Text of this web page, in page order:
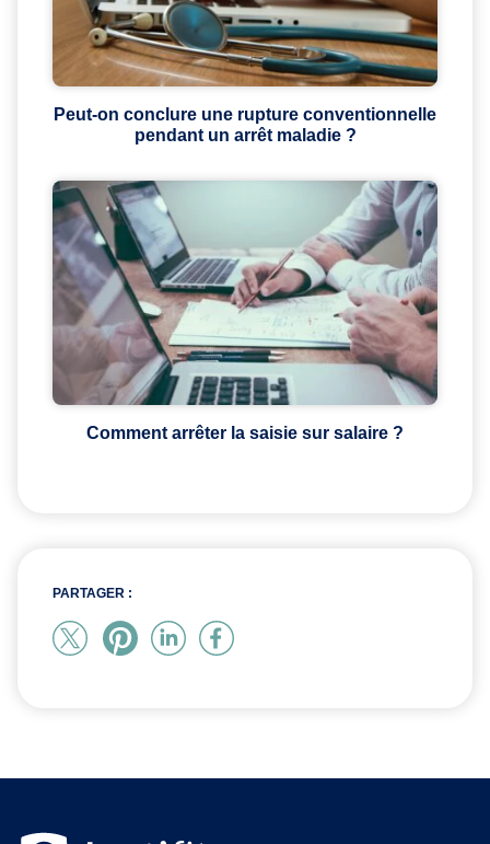
Peut-on conclure une rupture conventionnelle
pendant un arrêt maladie ?
Comment arrêter la saisie sur salaire ?
PARTAGER :